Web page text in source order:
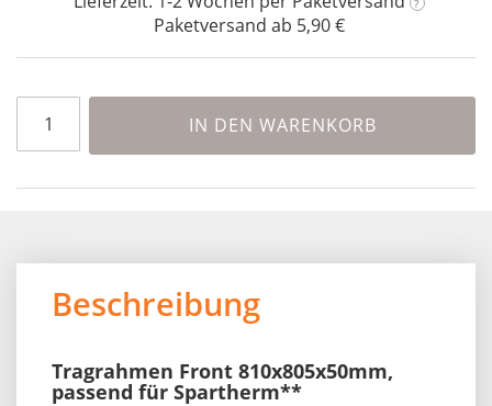
?
Paketversand ab 5,90 €
IN DEN WARENKORB
Beschreibung
Tragrahmen Front 810x805x50mm,
passend für Spartherm**